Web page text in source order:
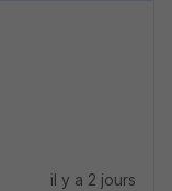
il y a 2 jours